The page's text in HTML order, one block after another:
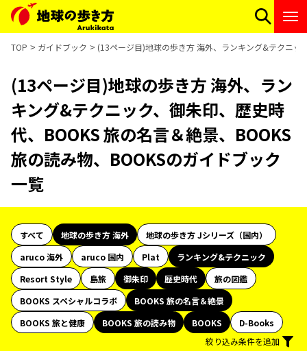
TOP ガイドブック (13ページ目)地球の歩き方 海外、ランキング&テクニッ
(13ページ目)地球の歩き方 海外、ラン
キング&テクニック、御朱印、歴史時
代、BOOKS 旅の名言＆絶景、BOOKS
旅の読み物、BOOKSのガイドブック
一覧
すべて 地球の歩き方 海外
地球の歩き方 Jシリーズ（国内）
aruco 海外
aruco 国内 Plat
ランキング&テクニック
Resort Style
島旅 御朱印 歴史時代
旅の図鑑
BOOKS スペシャルコラボ
BOOKS 旅の名言＆絶景
BOOKS 旅と健康
BOOKS 旅の読み物 BOOKS
D-Books
絞り込み条件を追加